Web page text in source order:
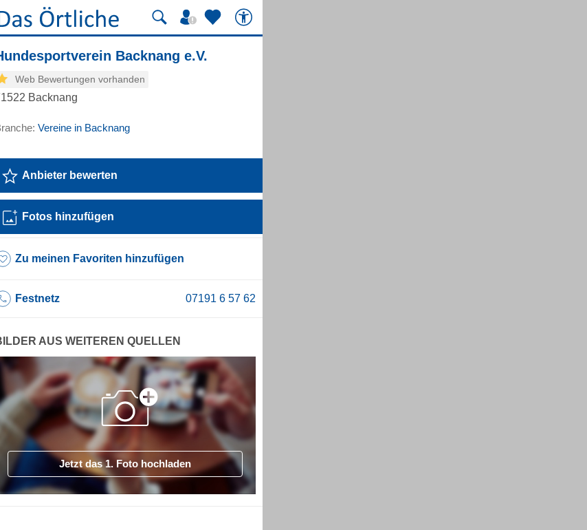
Backnang e.V.
Web Bewertungen vorhanden
Backnang
Vereine in Backnang
Anbieter bewerten
Fotos hinzufügen
Zu meinen Favoriten hinzufügen
Festnetz
AUS WEITEREN QUELLEN
Jetzt das 1. Foto hochladen